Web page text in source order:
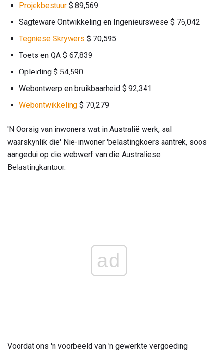
Projekbestuur $ 89,569
Sagteware Ontwikkeling en Ingenieurswese $ 76,042
Tegniese Skrywers $ 70,595
Toets en QA $ 67,839
Opleiding $ 54,590
Webontwerp en bruikbaarheid $ 92,341
Webontwikkeling $ 70,279
'N Oorsig van inwoners wat in Australië werk, sal
waarskynlik die' Nie-inwoner 'belastingkoers aantrek, soos
aangedui op die webwerf van die Australiese
Belastingkantoor.
ad
Voordat ons 'n voorbeeld van 'n gewerkte vergoeding